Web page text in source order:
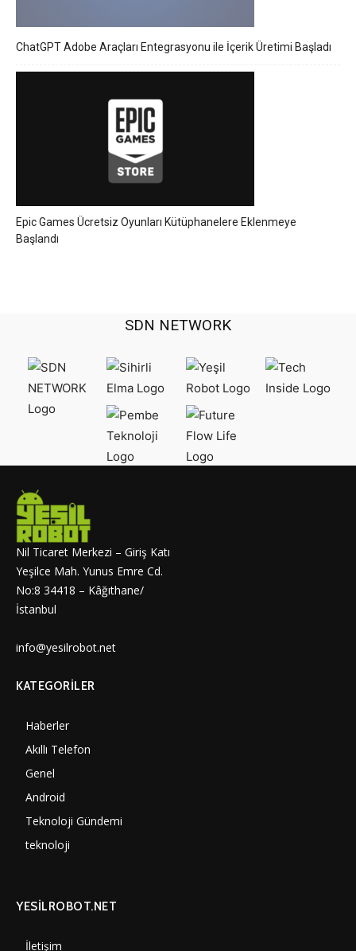
ChatGPT Adobe Araçları Entegrasyonu ile İçerik Üretimi Başladı
Epic Games Ücretsiz Oyunları Kütüphanelere Eklenmeye
Başlandı
SDN NETWORK
Nil Ticaret Merkezi – Giriş Katı
Yeşilce Mah. Yunus Emre Cd.
No:8 34418 – Kâğıthane/
İstanbul
info@yesilrobot.net
KATEGORILER
Haberler
Akıllı Telefon
Genel
Android
Teknoloji Gündemi
teknoloji
YESİLROBOT.NET
İletişim